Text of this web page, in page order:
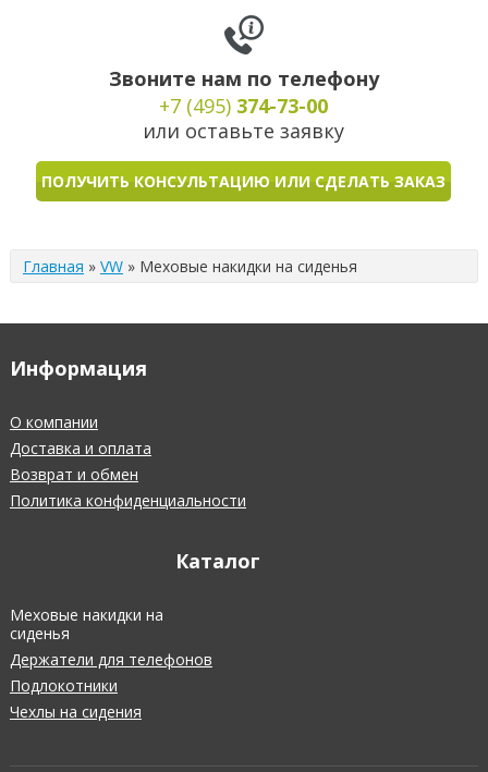
Звоните нам по телефону
+7 (495) 374-73-00
или оставьте заявку
ПОЛУЧИТЬ КОНСУЛЬТАЦИЮ ИЛИ СДЕЛАТЬ ЗАКАЗ
Главная » VW» Меховые накидки на сиденья
Информация
О компании
Доставка и оплата
Возврат и обмен
Политика конфиденциальности
Каталог
Меховые накидки на
сиденья
Держатели для телефонов
Подлокотники
Чехлы на сидения